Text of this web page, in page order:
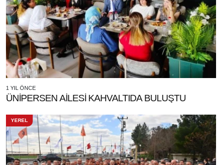
1 YIL ÖNCE
ÜNİPERSEN AİLESİ KAHVALTIDA BULUŞTU
YEREL